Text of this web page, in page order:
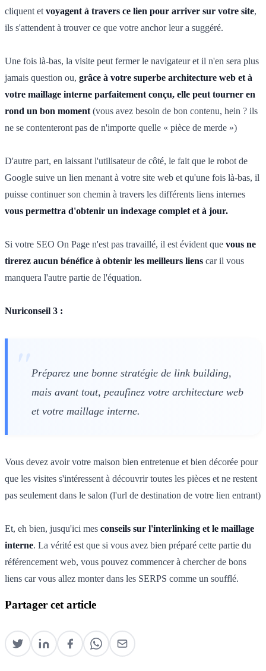
cliquent et voyagent à travers ce lien pour arriver sur votre site,
ils s'attendent à trouver ce que votre anchor leur a suggéré.
Une fois là-bas, la visite peut fermer le navigateur et il n'en sera plus
jamais question ou, grâce à votre superbe architecture web et à
votre maillage interne parfaitement conçu, elle peut tourner en
rond un bon moment (vous avez besoin de bon contenu, hein ? ils
ne se contenteront pas de n'importe quelle « pièce de merde »)
D'autre part, en laissant l'utilisateur de côté, le fait que le robot de
Google suive un lien menant à votre site web et qu'une fois là-bas, il
puisse continuer son chemin à travers les différents liens internes
vous permettra d'obtenir un indexage complet et à jour.
Si votre SEO On Page n'est pas travaillé, il est évident que vous ne
tirerez aucun bénéfice à obtenir les meilleurs liens car il vous
manquera l'autre partie de l'équation.
Nuriconseil 3 :
Préparez une bonne stratégie de link building,
mais avant tout, peaufinez votre architecture web
et votre maillage interne.
Vous devez avoir votre maison bien entretenue et bien décorée pour
que les visites s'intéressent à découvrir toutes les pièces et ne restent
pas seulement dans le salon (l'url de destination de votre lien entrant)
Et, eh bien, jusqu'ici mes conseils sur l'interlinking et le maillage
interne. La vérité est que si vous avez bien préparé cette partie du
référencement web, vous pouvez commencer à chercher de bons
liens car vous allez monter dans les SERPS comme un soufflé.
Partager cet article